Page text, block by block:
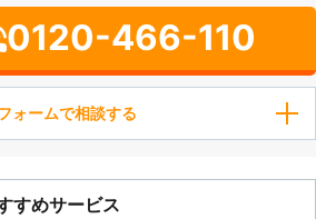
0120-466-110
ォームで相談する
すめサービス